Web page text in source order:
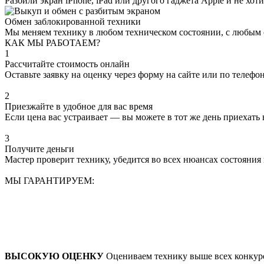
Обмен заблокированной техники
Мы меняем технику в любом техническом состоянии, с
КАК МЫ РАБОТАЕМ?
1
Рассчитайте стоимость онлайн
Оставьте заявку на оценку через форму на сайте или по
2
Приезжайте в удобное для вас время
Если цена вас устраивает — вы можете в тот же день
3
Получите деньги
Мастер проверит технику, убедится во всех нюансах
МЫ ГАРАНТИРУЕМ:
ВЫСОКУЮ ОЦЕНКУ Оцениваем технику выше всех